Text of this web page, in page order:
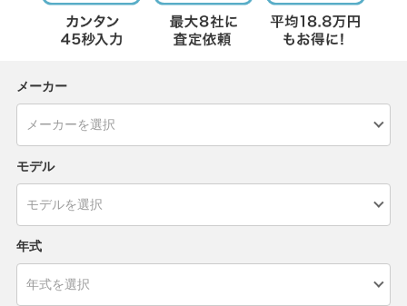
メーカー
モデル
年式